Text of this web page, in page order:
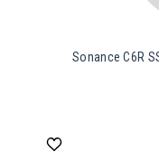
Sonance C6R